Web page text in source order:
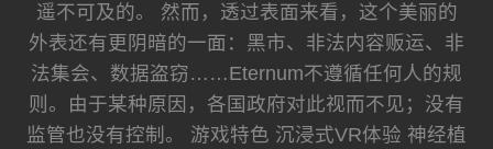
遥不可及的。 然而，透过表面来看，这个美丽的
外表还有更阴暗的一面：黑市、非法内容贩运、非
法集会、数据盗窃……Eternum不遵循任何人的规
则。由于某种原因，各国政府对此视而不见；没有
监管也没有控制。 游戏特色 沉浸式VR体验 神经植